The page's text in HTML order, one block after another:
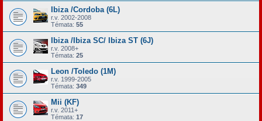
Ibiza /Cordoba (6L)
r.v. 2002-2008
Témata: 55
Ibiza /Ibiza SC/ Ibiza ST (6J)
r.v. 2008+
Témata: 25
Leon /Toledo (1M)
r.v. 1999-2005
Témata: 349
Mii (KF)
r.v. 2011+
Témata: 17